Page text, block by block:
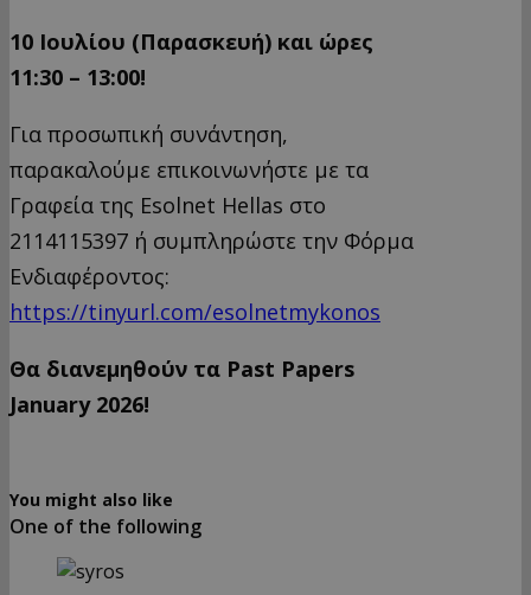
10 Ιουλίου (Παρασκευή) και ώρες
11:30 – 13:00!
Για προσωπική συνάντηση,
παρακαλούμε επικοινωνήστε με τα
Γραφεία της Esolnet Hellas στο
2114115397 ή συμπληρώστε την Φόρμα
Ενδιαφέροντος:
https://tinyurl.com/esolnetmykonos
Θα διανεμηθούν τα Past Papers
January 2026!
You might also like
One of the following